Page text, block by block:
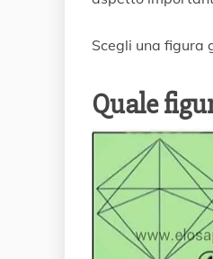
1
Scegli una figura
Quale